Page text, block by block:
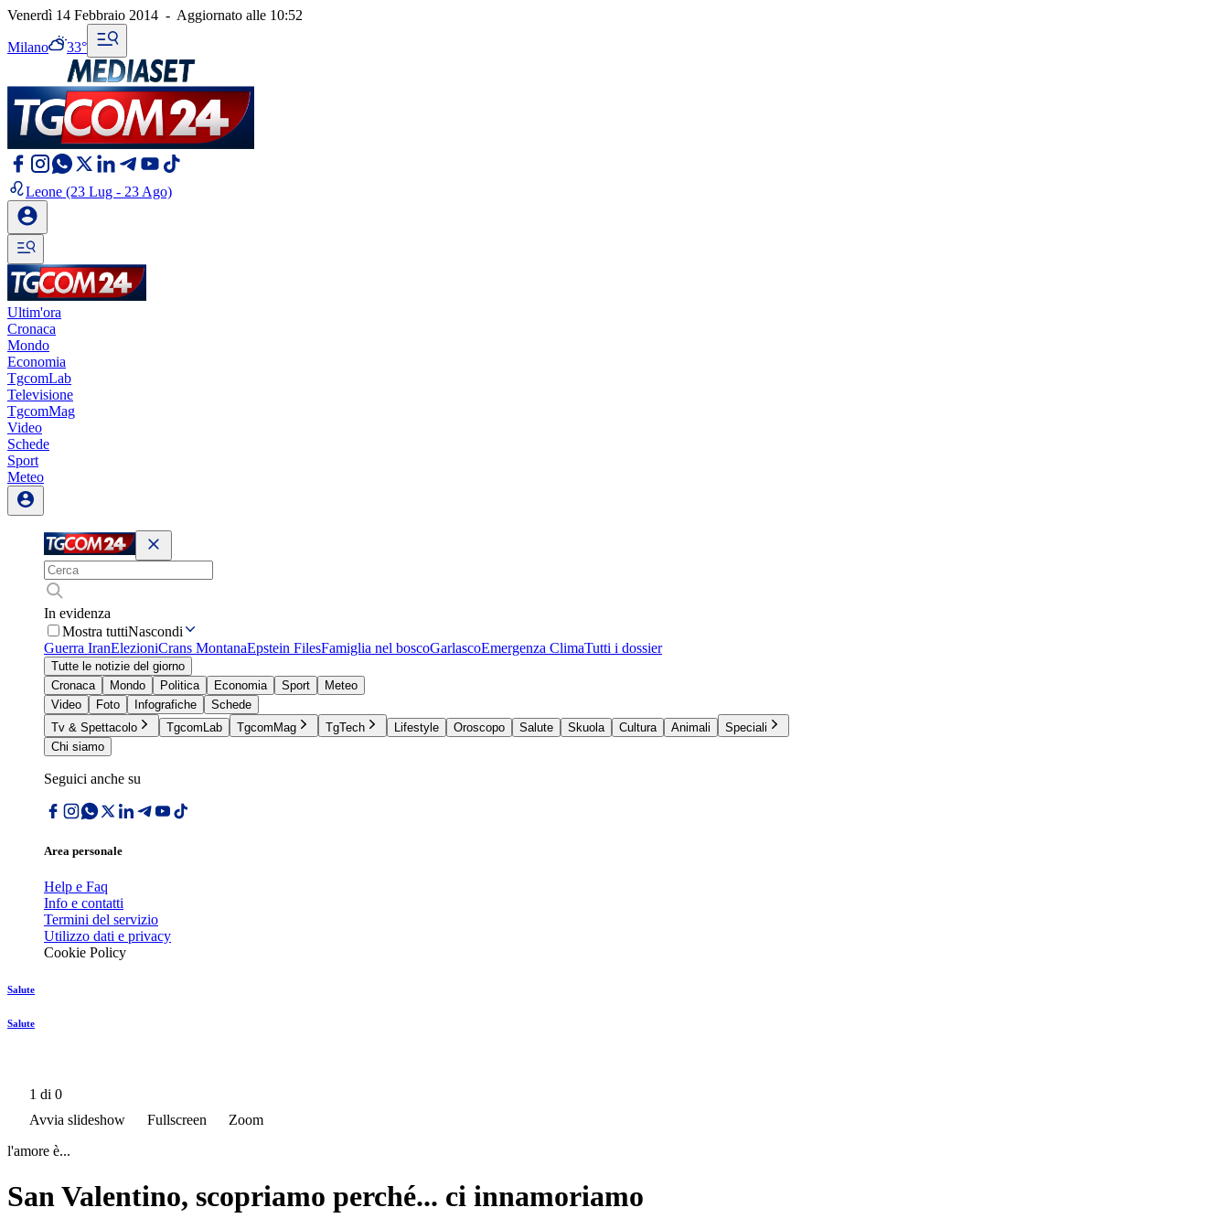
Venerdì 14 Febbraio 2014 - Aggiornato alle 10:52
Milano 33°
Leone (23 Lug - 23 Ago)
Ultim'ora
Cronaca
Mondo
Economia
TgcomLab
Televisione
TgcomMag
Video
Schede
Sport
Meteo
In evidenza
Mostra tuttiNascondi
Guerra IranElezioniCrans MontanaEpstein FilesFamiglia nel boscoGarlascoEmergenza ClimaTutti i dossier
Tutte le notizie del giorno
Cronaca
Mondo Politica Economia Sport
Meteo
Video
Foto Infografiche
Schede
Tv & Spettacolo
TgcomLab TgcomMag TgTech Lifestyle Oroscopo Salute Skuola Cultura Animali
Speciali
Chi siamo
Seguici anche su
Area personale
Help e Faq
Info e contatti
Termini del servizio
Utilizzo dati e privacy
Cookie Policy
Salute
Salute
1 di 0
Avvia slideshow
Fullscreen
Zoom
l'amore è...
San Valentino, scopriamo perché... ci innamoriamo